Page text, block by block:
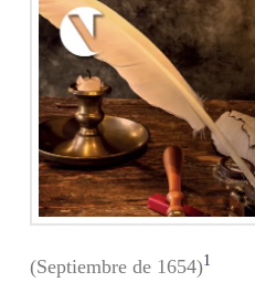
(Septiembre de 1654)1